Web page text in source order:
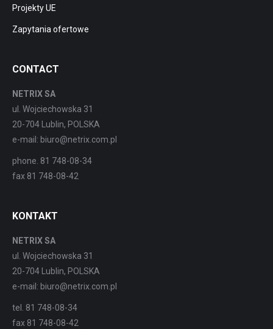
Projekty UE
Zapytania ofertowe
CONTACT
NETRIX SA
ul. Wojciechowska 31
20-704 Lublin, POLSKA
e-mail: biuro@netrix.com.pl
phone. 81 748-08-34
fax 81 748-08-42
KONTAKT
NETRIX SA
ul. Wojciechowska 31
20-704 Lublin, POLSKA
e-mail: biuro@netrix.com.pl
tel. 81 748-08-34
fax 81 748-08-42